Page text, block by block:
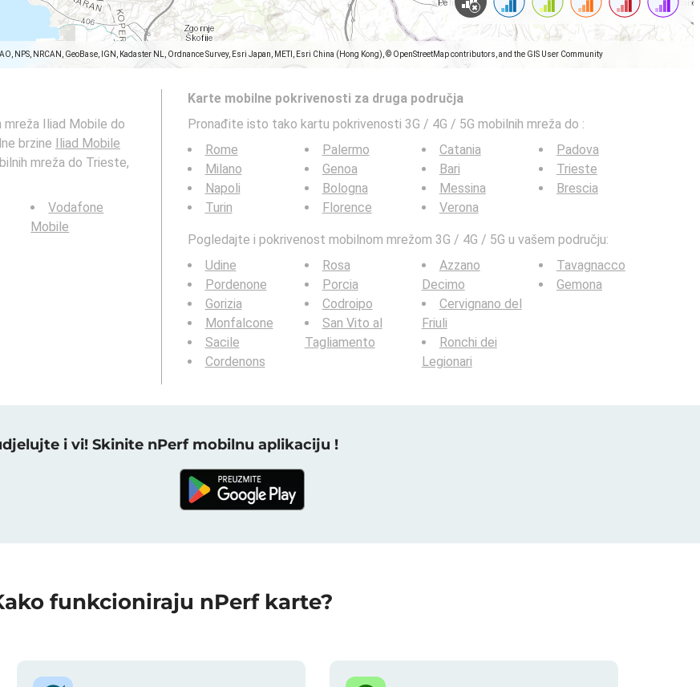
NPS, NRCAN, GeoBase, IGN, Kadaster NL, Ordnance Survey, Esri Japan, METI, Esri China (Hong Kong), © OpenStreetMap contributors, and the GIS User Community
mreža Iliad Mobile do
brzine Iliad Mobile
mreža do Trieste,
Vodafone
Mobile
Karte mobilne pokrivenosti za druga područja
Pronađite isto tako kartu pokrivenosti 3G / 4G / 5G mobilnih mreža do :
Rome
Milano
Napoli
Turin
Palermo
Genoa
Bologna
Florence
Catania
Bari
Messina
Verona
Padova
Trieste
Brescia
Pogledajte i pokrivenost mobilnom mrežom 3G / 4G / 5G u vašem području:
Udine
Pordenone
Gorizia
Monfalcone
Sacile
Cordenons
Rosa
Porcia
Codroipo
San Vito al
Tagliamento
Azzano
Decimo
Cervignano del
Friuli
Ronchi dei
Legionari
Tavagnacco
Gemona
i vi! Skinite nPerf mobilnu aplikaciju !
funkcioniraju nPerf karte?